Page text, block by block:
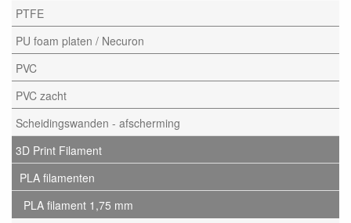
PTFE
PU foam platen / Necuron
PVC
PVC zacht
Scheidingswanden - afscherming
3D Print Filament
PLA filamenten
PLA filament 1,75 mm